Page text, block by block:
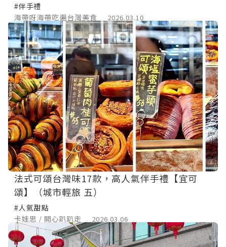
#伴手禮
海帶呀海帶吃遍台灣美食
2026.03.10
法式可頌台灣味17款，高人氣伴手禮【宜可
頌】（城市輕旅 五）
#人氣甜點
卡娃思 / 開心趴趴走
2026.03.06